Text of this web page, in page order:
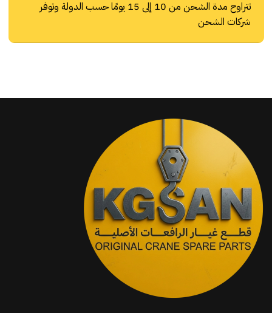
تتراوح مدة الشحن من 10 إلى 15 يومًا حسب الدولة وتوفر
شركات الشحن